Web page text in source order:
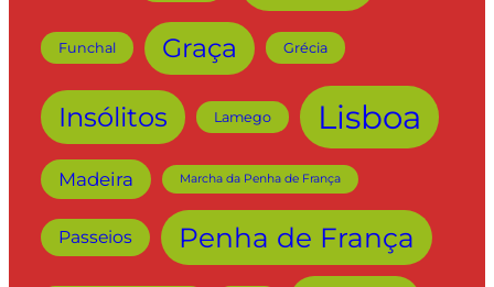
Funchal Graça Grécia
Insólitos Lamego Lisboa
Madeira Marcha da Penha de França
Passeios Penha de França